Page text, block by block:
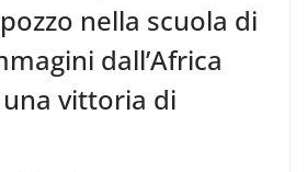
nella scuola di
dall’Africa
vittoria di